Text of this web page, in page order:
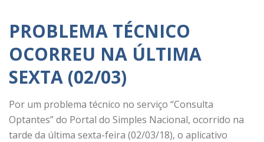
PROBLEMA TÉCNICO
OCORREU NA ÚLTIMA
SEXTA (02/03)
Por um problema técnico no serviço “Consulta
Optantes” do Portal do Simples Nacional, ocorrido na
tarde da última sexta-feira (02/03/18), o aplicativo